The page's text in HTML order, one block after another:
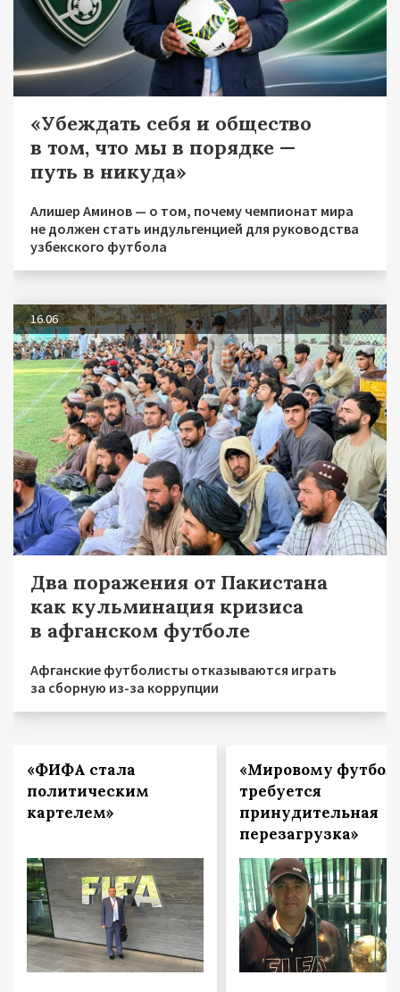
«Убеждать себя и общество
в том, что мы в порядке —
путь в никуда»
Алишер Аминов — о том, почему чемпионат мира
не должен стать индульгенцией для руководства
узбекского футбола
16.06
Два поражения от Пакистана
как кульминация кризиса
в афганском футболе
Афганские футболисты отказываются играть
за сборную из-за коррупции
«ФИФА стала
политическим
картелем»
«Мировому
требуется
принудительная
перезагрузка»